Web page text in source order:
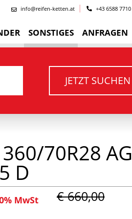
info@reifen-ketten.at +43 6588
SONSTIGES ANFRAGEN
JETZT SUCHEN
70R28
D
MwSt € 660,00